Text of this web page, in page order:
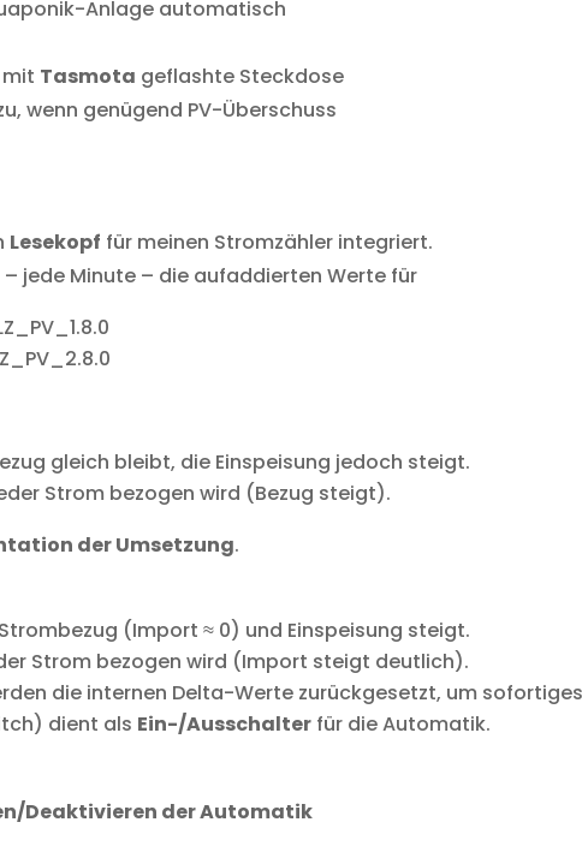
Anlage automatisch
Tasmota geflashte Steckdose
wenn genügend PV-Überschuss
Lesekopf für meinen Stromzähler integriert.
jede Minute – die aufaddierten Werte für
gleich bleibt, die Einspeisung jedoch steigt.
Strom bezogen wird (Bezug steigt).
der Umsetzung.
(Import ≈ 0) und Einspeisung steigt.
Strom bezogen wird (Import steigt deutlich).
die internen Delta-Werte zurückgesetzt, um
dient als Ein-/Ausschalter für die Automatik.
Deaktivieren der Automatik